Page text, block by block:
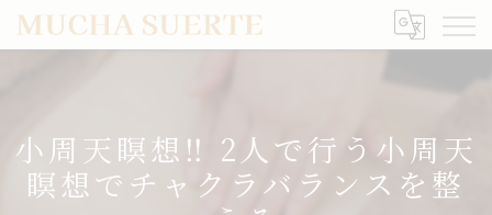
小周天瞑想‼︎ 2人で行う小周天
瞑想でチャクラバランスを整